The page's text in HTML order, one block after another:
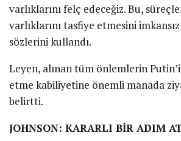
varlıklarını felç edeceğiz. Bu,
varlıklarını tasfiye etmesini
sözlerini kullandı.
Leyen, alınan tüm önlemlerin
etme kabiliyetine önemli manada
belirtti.
JOHNSON: KARARLI BİR ADIM